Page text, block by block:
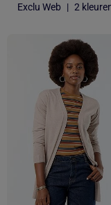
Exclu Web | 2